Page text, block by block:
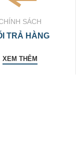
SÁCH
TRẢ HÀNG
XEM THÊM